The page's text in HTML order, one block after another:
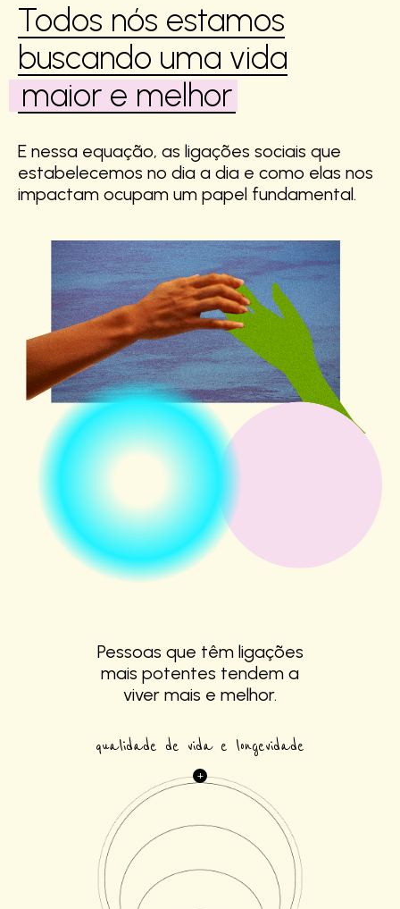
Todos nós estamos
buscando uma vida
maior e melhor
E nessa equação, as ligações sociais que
estabelecemos no dia a dia e como elas nos
impactam ocupam um papel fundamental.
Pessoas que têm ligações
mais potentes tendem a
viver mais e melhor.
qualidade de vida e longevidade